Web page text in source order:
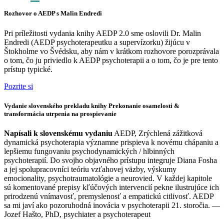
Rozhovor o AEDP s Malin Endredi
Pri príležitosti vydania knihy AEDP 2.0 sme oslovili Dr. Malin
Endredi (AEDP psychoterapeutku a supervízorku) žijúcu v
Štokholme vo Švédsku, aby nám v krátkom rozhovore porozprávala
o tom, čo ju priviedlo k AEDP psychoterapii a o tom, čo je pre tento
prístup typické.
Pozrite si
Vydanie slovenského prekladu knihy Prekonanie osamelosti &
transformácia utrpenia na prospievanie
Napísali k slovenskému vydaniu AEDP, Zrýchlená zážitková
dynamická psychoterapia významne prispieva k novému chápaniu a
lepšiemu fungovaniu psychodynamických / hlbinných
psychoterapií. Do svojho objavného prístupu integruje Diana Fosha
a jej spolupracovníci teóriu vzťahovej väzby, výskumy
emocionality, psychotraumatológie a neurovied. V každej kapitole
sú komentované prepisy kľúčových intervencií pekne ilustrujúce ich
prirodzenú vnímavosť, premyslenosť a empatickú citlivosť. AEDP
sa mi javí ako pozoruhodná inovácia v psychoterapii 21. storočia. —
Jozef Hašto, PhD, psychiater a psychoterapeut